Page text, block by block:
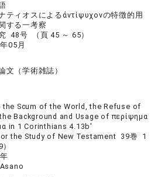
ティオスによるἀντίψυχονの特徴的用
する一考察
48号 （頁 45 ～ 65）
05月
文（学術雑誌）
the Scum of the World, the Refuse of
Background and Usage of περίψημα
in 1 Corinthians 4.13b'
the Study of New Testament 39巻 1